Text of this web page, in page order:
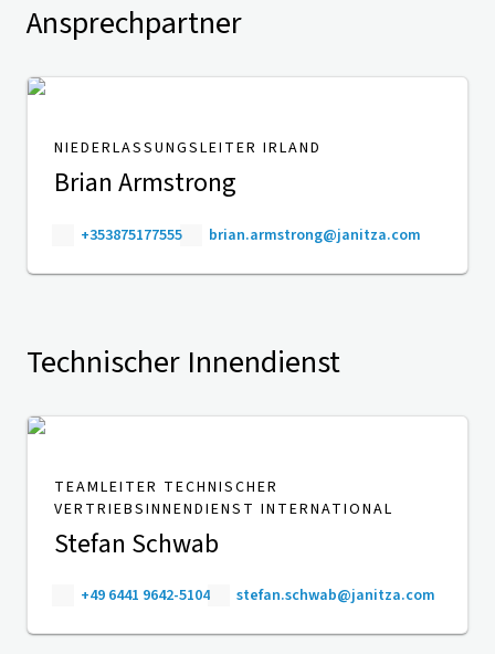
Ansprechpartner
NIEDERLASSUNGSLEITER IRLAND
Brian Armstrong
+353875177555 brian.armstrong@janitza.com
Technischer Innendienst
TEAMLEITER TECHNISCHER
VERTRIEBSINNENDIENST INTERNATIONAL
Stefan Schwab
+49 6441 9642-5104 stefan.schwab@janitza.com